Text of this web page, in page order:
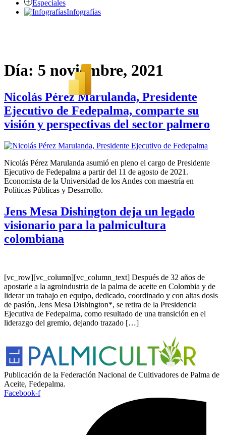
Especiales
Infografías
Día: 5 noviembre, 2021
Nicolás Pérez Marulanda, Presidente
Ejecutivo de Fedepalma, comparte su
visión y perspectivas del sector palmero
Nicolás Pérez Marulanda asumió en pleno el cargo de Presidente
Ejecutivo de Fedepalma a partir del 11 de agosto de 2021.
Economista de la Universidad de los Andes con maestría en
Políticas Públicas y Desarrollo.
Jens Mesa Dishington deja un legado
visionario para la palmicultura
colombiana
[vc_row][vc_column][vc_column_text] Después de 32 años de
apostarle a la agroindustria de la palma de aceite en Colombia y de
liderar un trabajo en equipo, dedicado, coordinado y con altas dosis
de pasión, Jens Mesa Dishington*, se retira de la Presidencia
Ejecutiva de Fedepalma, como resultado de una transición en el
liderazgo del gremio, dejando trazado […]
Publicación de la Federación Nacional de Cultivadores de Palma de
Aceite, Fedepalma.
Facebook-f